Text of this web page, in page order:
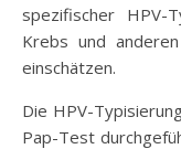
spezifischer HPV-
Krebs und
einschätzen.
Die HPV-
Pap-Test